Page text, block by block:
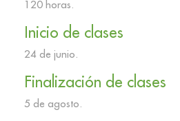
120 horas.
Inicio de clases
24 de junio.
Finalización de clases
5 de agosto.